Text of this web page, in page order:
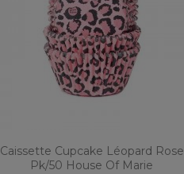
Caissette Cupcake Léopard Rose
Pk/50 House Of Marie